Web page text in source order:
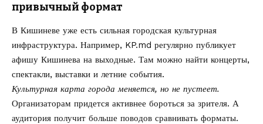
привычный формат
В Кишиневе уже есть сильная городская культурная
инфраструктура. Например, KP.md регулярно публикует
афишу Кишинева на выходные. Там можно найти концерты,
спектакли, выставки и летние события.
Культурная карта города меняется, но не пустеет.
Организаторам придется активнее бороться за зрителя. А
аудитория получит больше поводов сравнивать форматы.